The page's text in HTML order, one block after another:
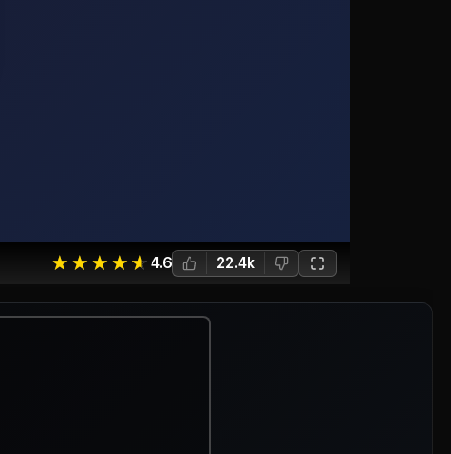
☆
★ ☆
★ ☆
★ ☆
★ ☆
★ 4.6 22.4k